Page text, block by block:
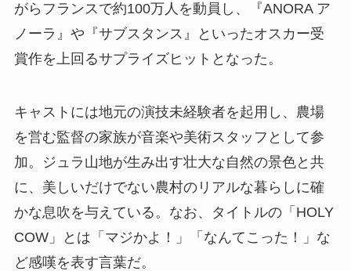
がらフランスで約100万人を動員し、『ANORA ア
ノーラ』や『サブスタンス』といったオスカー受
賞作を上回るサプライズヒットとなった。
キャストには地元の演技未経験者を起用し、農場
を営む監督の家族が音楽や美術スタッフとして参
加。ジュラ山地が生み出す壮大な自然の景色と共
に、美しいだけでない農村のリアルな暮らしに確
かな息吹を与えている。なお、タイトルの「HOLY
COW」とは「マジかよ！」「なんてこった！」な
ど感嘆を表す言葉だ。